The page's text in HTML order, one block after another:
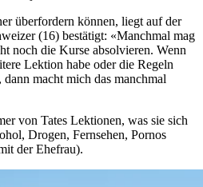
überfordern können, liegt auf der
(16) bestätigt: «Manchmal mag
noch die Kurse absolvieren. Wenn
Lektion habe oder die Regeln
macht mich das manchmal
von Tates Lektionen, was sie sich
Drogen, Fernsehen, Pornos
der Ehefrau).